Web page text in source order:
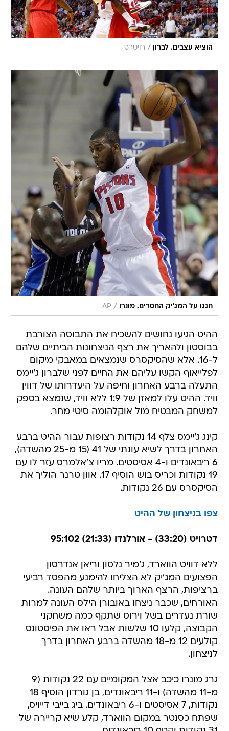
הוציא עצבים. לברון / רויטרס
חגגו על המג'יק החסרים. מונרו /
AP
ההיט הגיעו נחושים להשכיח את התבוסה הצורבת
בבוסטון ולהאריך את רצף הניצחונות הביתיים שלהם
ל-16. אלא שהסיקסרס שנמצאים במאבקי מיקום
לפלייאוף הקשו עליהם את החיים לפני שלברון ג'יימס
התעלה ברבע האחרון וחיפה על היעדרותו של דווין
וויד. ההיט עלו למאזן של 1:9 ללא וויד, שנמצא בספק
למשחק המבטיח מול אוקלהומה סיטי מחר.
קינג ג'יימס צלף 14 נקודות רצופות עבור ההיט ברבע
האחרון בדרך לשיא עונתי של 41 (15 מ-25 מהשדה),
6 ריבאונדים ו-4 אסיסטים. מריו צ'אלמרס עזר לו עם
19 נקודות וכריס בוש הוסיף 17. אוון טרנר הוליך את
הסיקסרס עם 26 נקודות.
צפו בניצחון של ההיט
דטרויט (33:20) - אורלנדו (21:33) 95:102
ללא דוויט הווארד, ג'מיר נלסון וריאן אנדרסון
הפצועים המג'יק לא הצליחו להימנע מהפסד רביעי
ברציפות, הרצף הארוך ביותר שלהם העונה.
האורחים, שכבר ניצחו באובורן הילס העונה למרות
שורת נעדרים בשל וירוס שתקף כמה משחקני
הקבוצה, קלעו 10 שלשות אבל ראו את הפיסטונס
קולעים 12 מ-18 מהשדה ברבע האחרון בדרך
לניצחון.
גרג מונרו כיכב אצל המקומיים עם 22 נקודות (9
מ-11 מהשדה) ו-11 ריבאונדים, בן גורדון הוסיף 18
נקודות, 7 אסיסטים ו-6 ריבאונדים. ביג בייבי דייויס,
שפתח כסנטר במקום הווארד, קלע שיא קריירה של